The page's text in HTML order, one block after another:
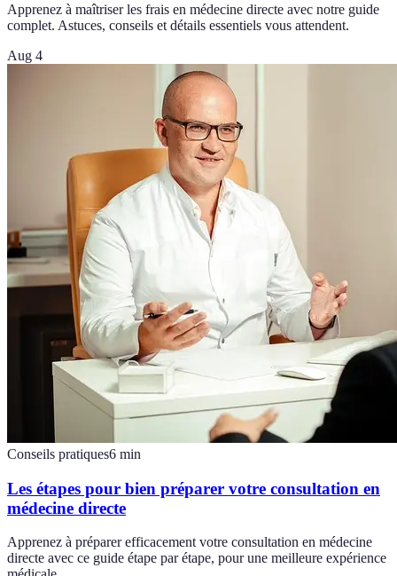
Apprenez à maîtriser les frais en médecine directe avec notre guide
complet. Astuces, conseils et détails essentiels vous attendent.
Aug 4
Conseils pratiques6 min
Les étapes pour bien préparer votre consultation en
médecine directe
Apprenez à préparer efficacement votre consultation en médecine
directe avec ce guide étape par étape, pour une meilleure expérience